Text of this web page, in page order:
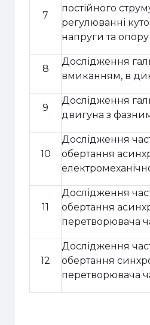
7
постійного
регулюванні
напруги та опору
8
Дослідження
вмиканням, в
9
Дослідження
двигуна з
10
Дослідження
обертання
11
Дослідження
обертання
перетворювача
12
Дослідження
обертання
перетворювача